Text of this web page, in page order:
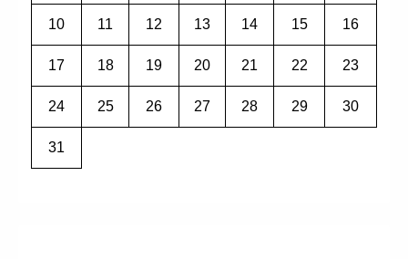
10 11 12 13 14 15 16
17 18 19 20 21 22 23
24 25 26 27 28 29 30
31